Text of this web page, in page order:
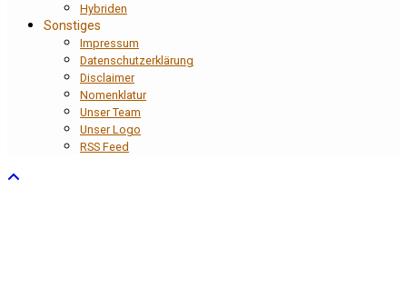
Hybriden
Sonstiges
Impressum
Datenschutzerklärung
Disclaimer
Nomenklatur
Unser Team
Unser Logo
RSS Feed